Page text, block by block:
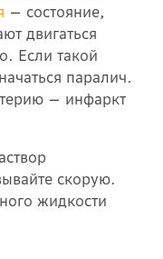
— состояние,
двигаться
Если такой
паралич.
— инфаркт
скорую.
жидкости